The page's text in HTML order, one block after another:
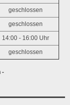
geschlossen
geschlossen
14:00 - 16:00 Uhr
geschlossen
-